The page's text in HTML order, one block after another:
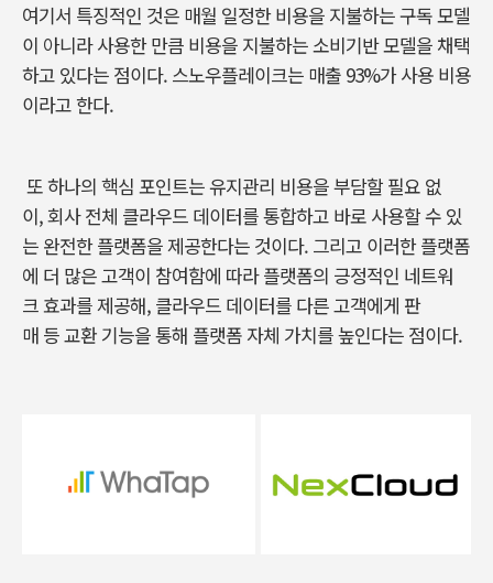
여기서 특징적인 것은 매월 일정한 비용을 지불하는 구독 모델
이 아니라 사용한 만큼 비용을 지불하는 소비기반 모델을 채택
하고 있다는 점이다. 스노우플레이크는 매출 93%가 사용 비용
이라고 한다.
또 하나의 핵심 포인트는 유지관리 비용을 부담할 필요 없
이, 회사 전체 클라우드 데이터를 통합하고 바로 사용할 수 있
는 완전한 플랫폼을 제공한다는 것이다. 그리고 이러한 플랫폼
에 더 많은 고객이 참여함에 따라 플랫폼의 긍정적인 네트워
크 효과를 제공해, 클라우드 데이터를 다른 고객에게 판
매 등 교환 기능을 통해 플랫폼 자체 가치를 높인다는 점이다.